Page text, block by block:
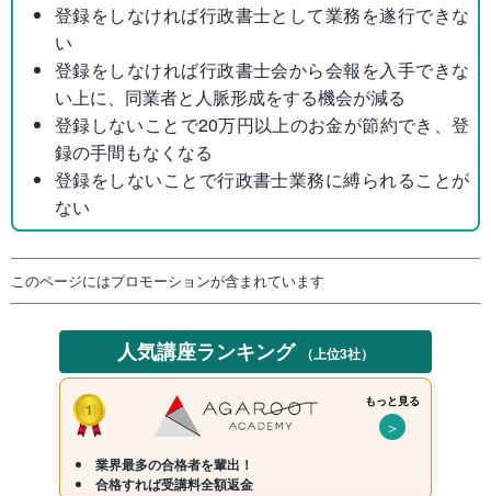
登録をしなければ行政書士として業務を遂行できな
い
登録をしなければ行政書士会から会報を入手できな
い上に、同業者と人脈形成をする機会が減る
登録しないことで20万円以上のお金が節約でき、登
録の手間もなくなる
登録をしないことで行政書士業務に縛られることが
ない
このページにはプロモーションが含まれています
人気講座ランキング （上位3社）
もっと見る
＞
業界最多の合格者を輩出！
合格すれば受講料全額返金